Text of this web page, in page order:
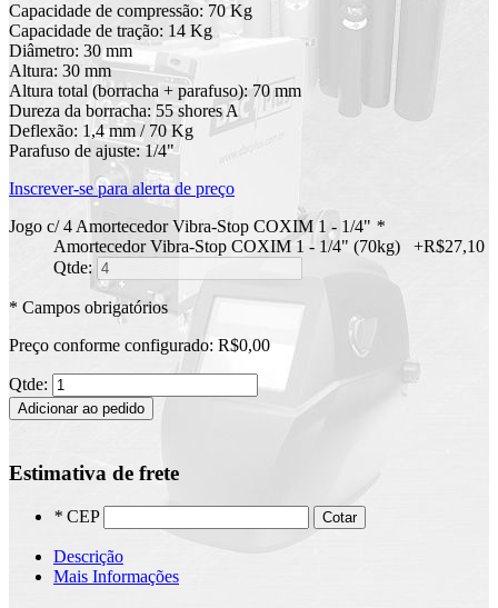
Capacidade de compressão: 70 Kg
Capacidade de tração: 14 Kg
Diâmetro: 30 mm
Altura: 30 mm
Altura total (borracha + parafuso): 70 mm
Dureza da borracha: 55 shores A
Deflexão: 1,4 mm / 70 Kg
Parafuso de ajuste: 1/4"
Inscrever-se para alerta de preço
Jogo c/ 4 Amortecedor Vibra-Stop COXIM 1 - 1/4" *
Amortecedor Vibra-Stop COXIM 1 - 1/4" (70kg) +R$27,10
Qtde:
* Campos obrigatórios
Preço conforme configurado: R$0,00
Qtde:
Adicionar ao pedido
Estimativa de frete
* CEP Cotar
Descrição
Mais Informações